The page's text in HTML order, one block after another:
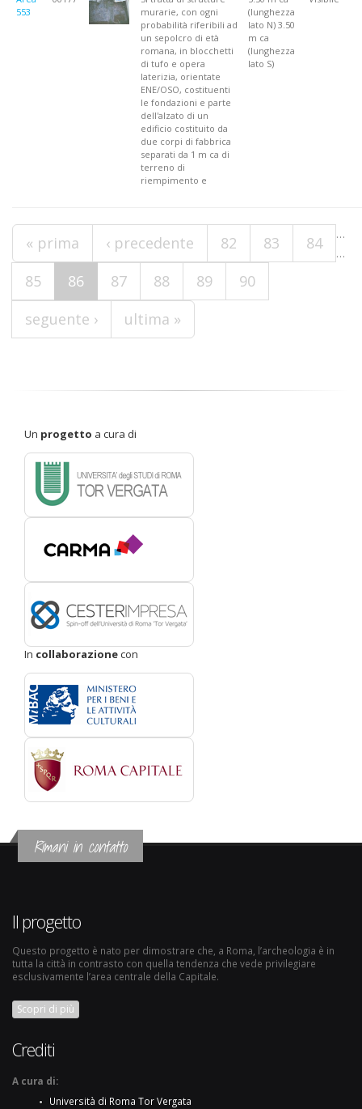
553
murarie, con ogni
probabilità riferibili ad
un sepolcro di età
romana, in blocchetti
di tufo e opera
laterizia, orientate
ENE/OSO, costituenti
le fondazioni e parte
dell'alzato di un
edificio costituito da
due corpi di fabbrica
separati da 1 m ca di
terreno di
riempimento e
(lunghezza
lato N) 3.50
m ca
(lunghezza
lato S)
Pagine
« prima ‹ precedente …
82 83
84
85
86 87 88 89 90
…
seguente › ultima »
Un progetto a cura di
In collaborazionecon
Rimani in contatto
Il progetto
Questo progetto è nato per dimostrare che, a Roma, l’archeologia è in
tutta la città in contrasto con quella tendenza che vede privilegiare
esclusivamente l’area centrale della Capitale.
Scopri di più
Crediti
A cura di:
Università di Roma Tor Vergata